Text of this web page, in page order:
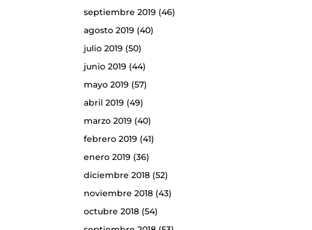
septiembre 2019 (46)
agosto 2019 (40)
julio 2019 (50)
junio 2019 (44)
mayo 2019 (57)
abril 2019 (49)
marzo 2019 (40)
febrero 2019 (41)
enero 2019 (36)
diciembre 2018(52)
noviembre 2018(43)
octubre 2018(54)